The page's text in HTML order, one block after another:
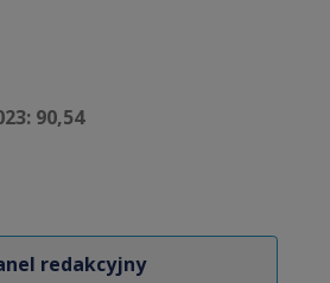
90,54
redakcyjny